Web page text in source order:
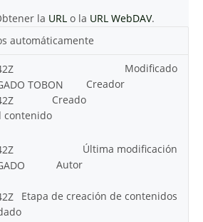
la URL o la URL WebDAV.
automáticamente
Modificado
Creador
TOBON
Creado
contenido
Última modificación
Autor
Etapa de creación de contenidos